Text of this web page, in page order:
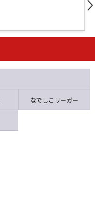
石人の星
なでしこリーガー